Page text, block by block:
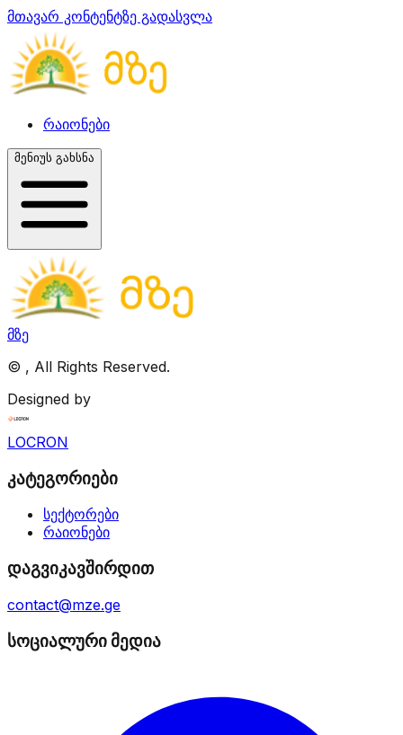
მთავარ კონტენტზე გადასვლა
რაიონები
მენიუს გახსნა
მზე
© , All Rights Reserved.
Designed by
LOCRON
კატეგორიები
სექტორები
რაიონები
დაგვიკავშირდით
contact@mze.ge
სოციალური მედია